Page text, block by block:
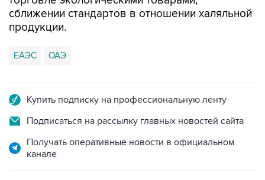
сближении стандартов в отношении халяльной
продукции.
ЕАЭС ОАЭ
Купить подписку на профессиональную ленту
Подписаться на рассылку главных новостей сайта
Получать оперативные новости в официальном
канале